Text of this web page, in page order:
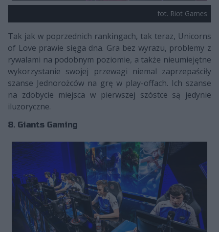
fot. Riot Games
Tak jak w poprzednich rankingach, tak teraz, Unicorns
of Love prawie sięga dna. Gra bez wyrazu, problemy z
rywalami na podobnym poziomie, a także nieumiejętne
wykorzystanie swojej przewagi niemal zaprzepaściły
szanse Jednorożców na grę w play-offach. Ich szanse
na zdobycie miejsca w pierwszej szóstce są jedynie
iluzoryczne.
8. Giants Gaming